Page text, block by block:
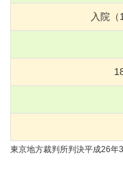
入院（
東京地方裁判所判決平成26